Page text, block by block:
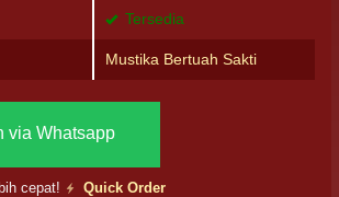
Tersedia
Mustika Bertuah Sakti
via Whatsapp
cepat! Quick Order